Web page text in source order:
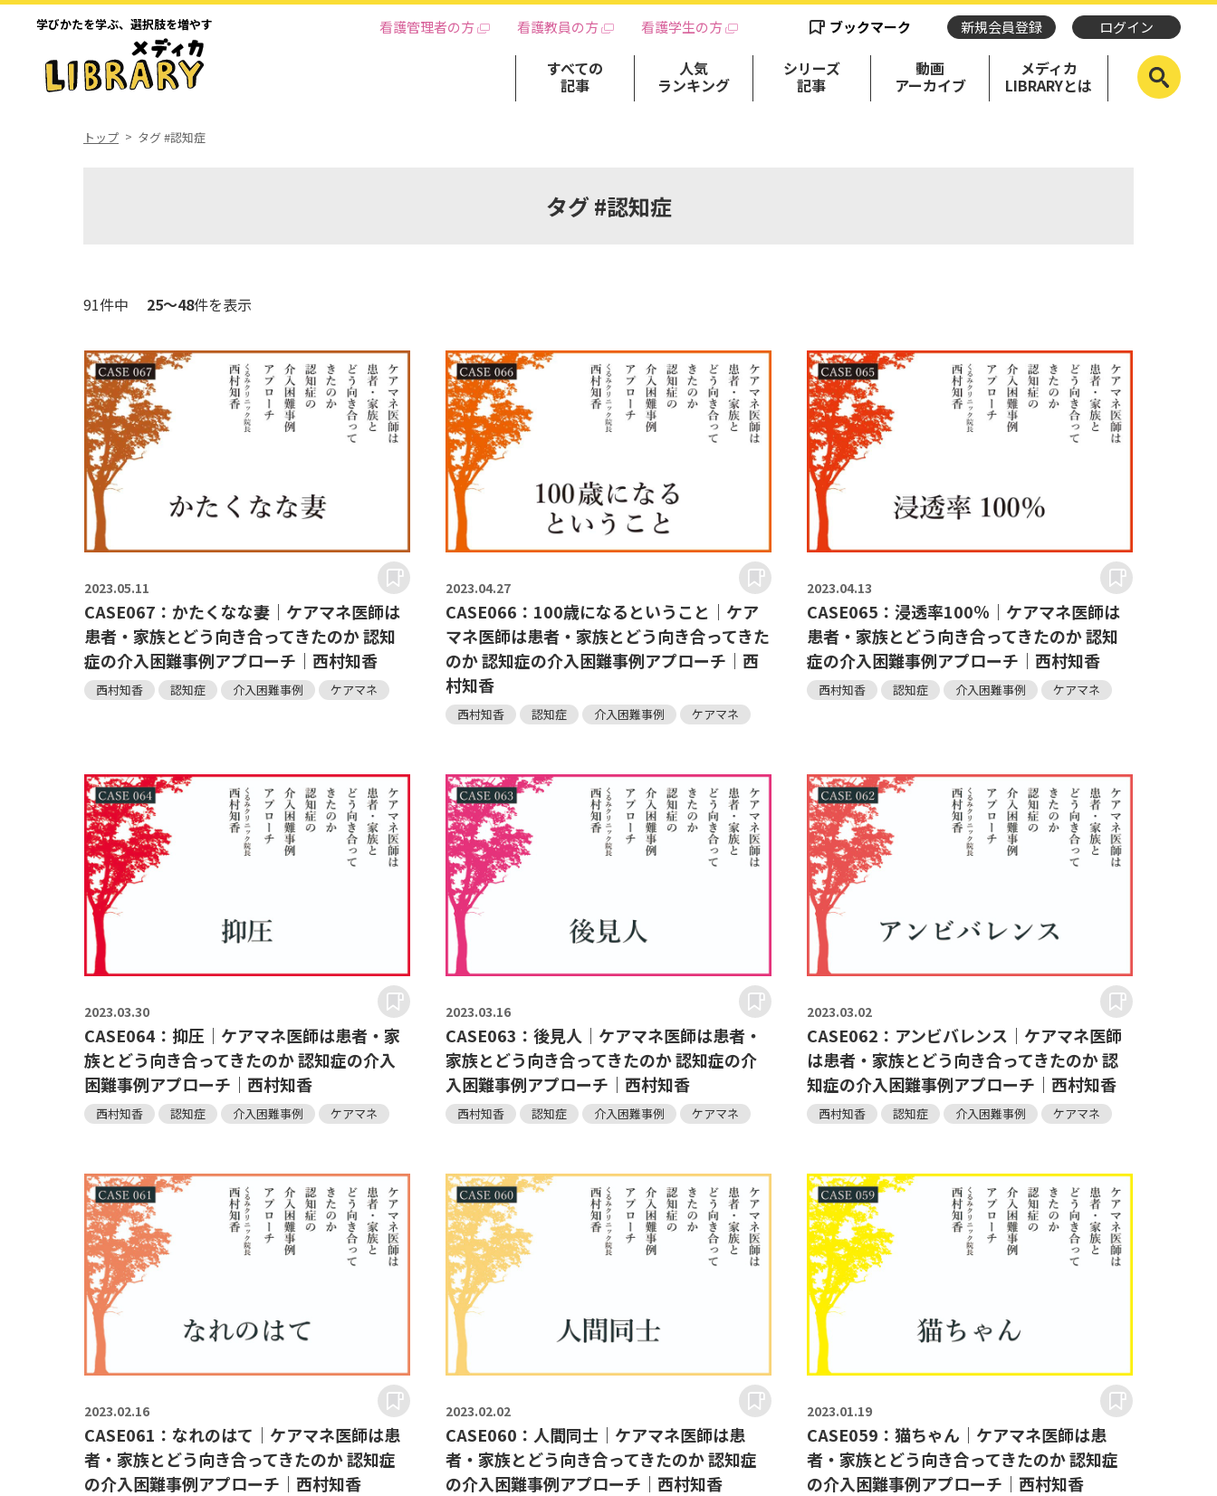
学びかたを学ぶ、 選択肢を増やす 看護管理者の方 看護教員の方 看護学生の方 ブックマーク 新規会員登録 ログイン
すべての
記事
人気
ランキング
シリーズ
記事
動画
アーカイブ
メディカ
LIBRARYとは
トップ タグ #認知症
タグ #認知症
91件中 25～48件を表示
2023.05.11
CASE067：かたくなな妻｜ケアマネ医師は
患者・家族とどう向き合ってきたのか 認知
症の介入困難事例アプローチ｜西村知香
西村知香 認知症 介入困難事例 ケアマネ
2023.04.27
CASE066：100歳になるということ｜ケア
マネ医師は患者・家族とどう向き合ってきた
のか 認知症の介入困難事例アプローチ｜西
村知香
西村知香 認知症 介入困難事例 ケアマネ
2023.04.13
CASE065：浸透率100％｜ケアマネ医師は
患者・家族とどう向き合ってきたのか 認知
症の介入困難事例アプローチ｜西村知香
西村知香 認知症 介入困難事例 ケアマネ
2023.03.30
CASE064：抑圧｜ケアマネ医師は患者・家
族とどう向き合ってきたのか 認知症の介入
困難事例アプローチ｜西村知香
西村知香 認知症 介入困難事例 ケアマネ
2023.03.16
CASE063：後見人｜ケアマネ医師は患者・
家族とどう向き合ってきたのか 認知症の介
入困難事例アプローチ｜西村知香
西村知香 認知症 介入困難事例 ケアマネ
2023.03.02
CASE062：アンビバレンス｜ケアマネ医師
は患者・家族とどう向き合ってきたのか 認
知症の介入困難事例アプローチ｜西村知香
西村知香 認知症 介入困難事例 ケアマネ
2023.02.16
CASE061：なれのはて｜ケアマネ医師は患
者・家族とどう向き合ってきたのか 認知症
の介入困難事例アプローチ｜西村知香
2023.02.02
CASE060：人間同士｜ケアマネ医師は患
者・家族とどう向き合ってきたのか 認知症
の介入困難事例アプローチ｜西村知香
2023.01.19
CASE059：猫ちゃん｜ケアマネ医師は患
者・家族とどう向き合ってきたのか 認知症
の介入困難事例アプローチ｜西村知香